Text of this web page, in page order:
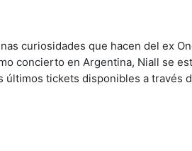
curiosidades que hacen del ex
concierto en Argentina, Niall se
tickets disponibles a través